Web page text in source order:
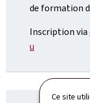
Ce site
de formation
Inscription via
u